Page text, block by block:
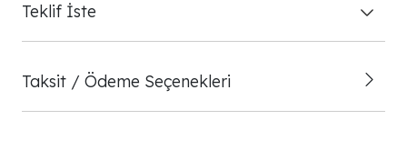
Teklif İste
Taksit / Ödeme Seçenekleri